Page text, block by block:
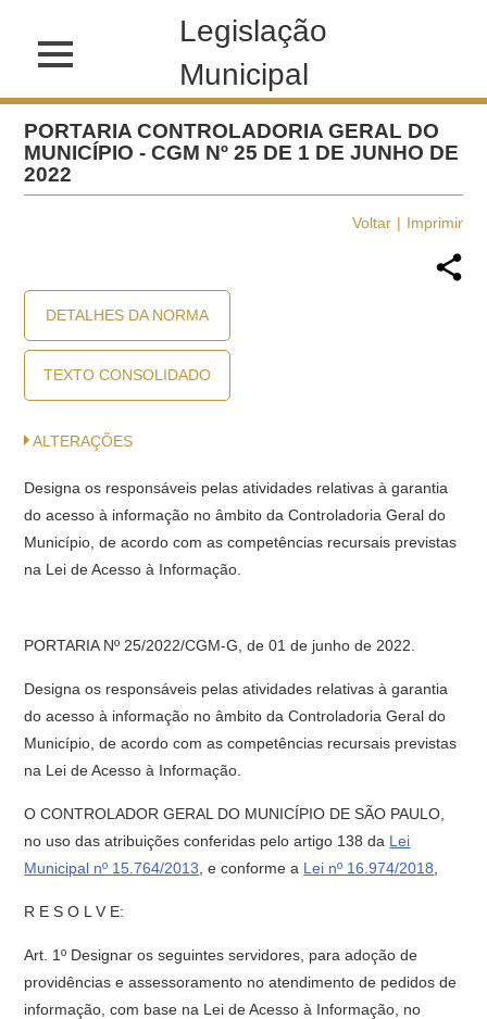
Legislação
Municipal
PORTARIA CONTROLADORIA GERAL DO
MUNICÍPIO - CGM Nº 25 DE 1 DE JUNHO DE
2022
Voltar Imprimir
DETALHES DA NORMA
TEXTO CONSOLIDADO
ALTERAÇÕES
Designa os responsáveis pelas atividades relativas à garantia
do acesso à informação no âmbito da Controladoria Geral do
Município, de acordo com as competências recursais previstas
na Lei de Acesso à Informação.
PORTARIA Nº 25/2022/CGM-G, de 01 de junho de 2022.
Designa os responsáveis pelas atividades relativas à garantia
do acesso à informação no âmbito da Controladoria Geral do
Município, de acordo com as competências recursais previstas
na Lei de Acesso à Informação.
O CONTROLADOR GERAL DO MUNICÍPIO DE SÃO PAULO,
no uso das atribuições conferidas pelo artigo 138 da Lei
Municipal nº 15.764/2013 , e conforme a Lei nº 16.974/2018
R E S O L V E:
Art. 1º Designar os seguintes servidores, para adoção de
providências e assessoramento no atendimento de pedidos de
informação, com base na Lei de Acesso à Informação, no